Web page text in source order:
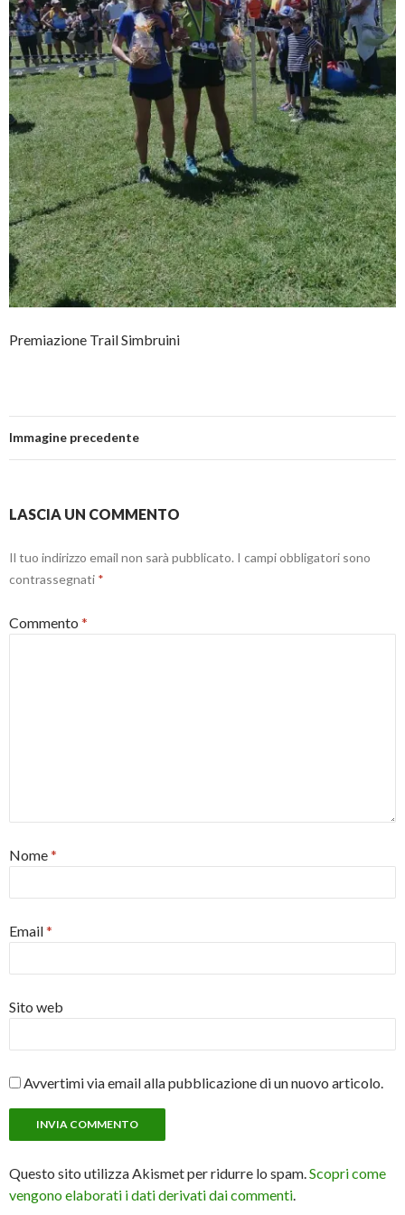
Premiazione Trail Simbruini
Immagine precedente
LASCIA UN COMMENTO
Il tuo indirizzo email non sarà pubblicato. I campi obbligatori sono
contrassegnati *
Commento *
Nome*
Email*
Sito web
Avvertimi via email alla pubblicazione di un nuovo articolo.
Questo sito utilizza Akismet per ridurre lo spam. Scopri come
vengono elaborati i dati derivati dai commenti